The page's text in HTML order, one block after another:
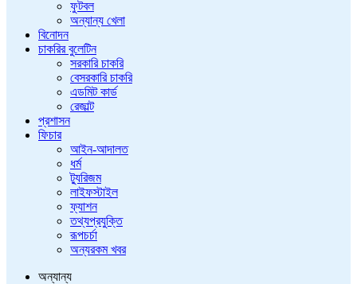
ফুটবল
অন্যান্য খেলা
বিনোদন
চাকরির বুলেটিন
সরকারি চাকরি
বেসরকারি চাকরি
এডমিট কার্ড
রেজাল্ট
প্রশাসন
ফিচার
আইন-আদালত
ধর্ম
ট্যুরিজম
লাইফস্টাইল
ফ্যাশন
তথ্যপ্রযুক্তি
রূপচর্চা
অন্যরকম খবর
অন্যান্য